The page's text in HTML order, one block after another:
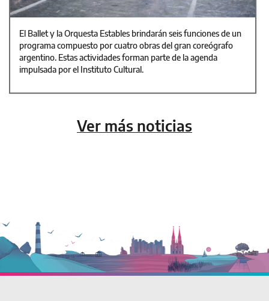
El Ballet y la Orquesta Estables brindarán seis funciones de un
programa compuesto por cuatro obras del gran coreógrafo
argentino. Estas actividades forman parte de la agenda
impulsada por el Instituto Cultural.
Ver más noticias